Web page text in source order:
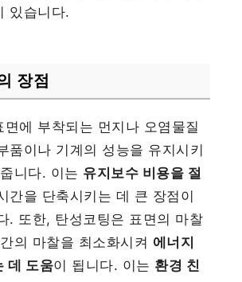
있습니다.
장점
면에 부착되는 먼지나 오염물질
품이나 기계의 성능을 유지시키
니다. 이는 유지보수 비용을 절
간을 단축시키는 데 큰 장점이
. 또한, 탄성코팅은 표면의 마찰
의 마찰을 최소화시켜 에너지
데 도움이 됩니다. 이는 환경 친